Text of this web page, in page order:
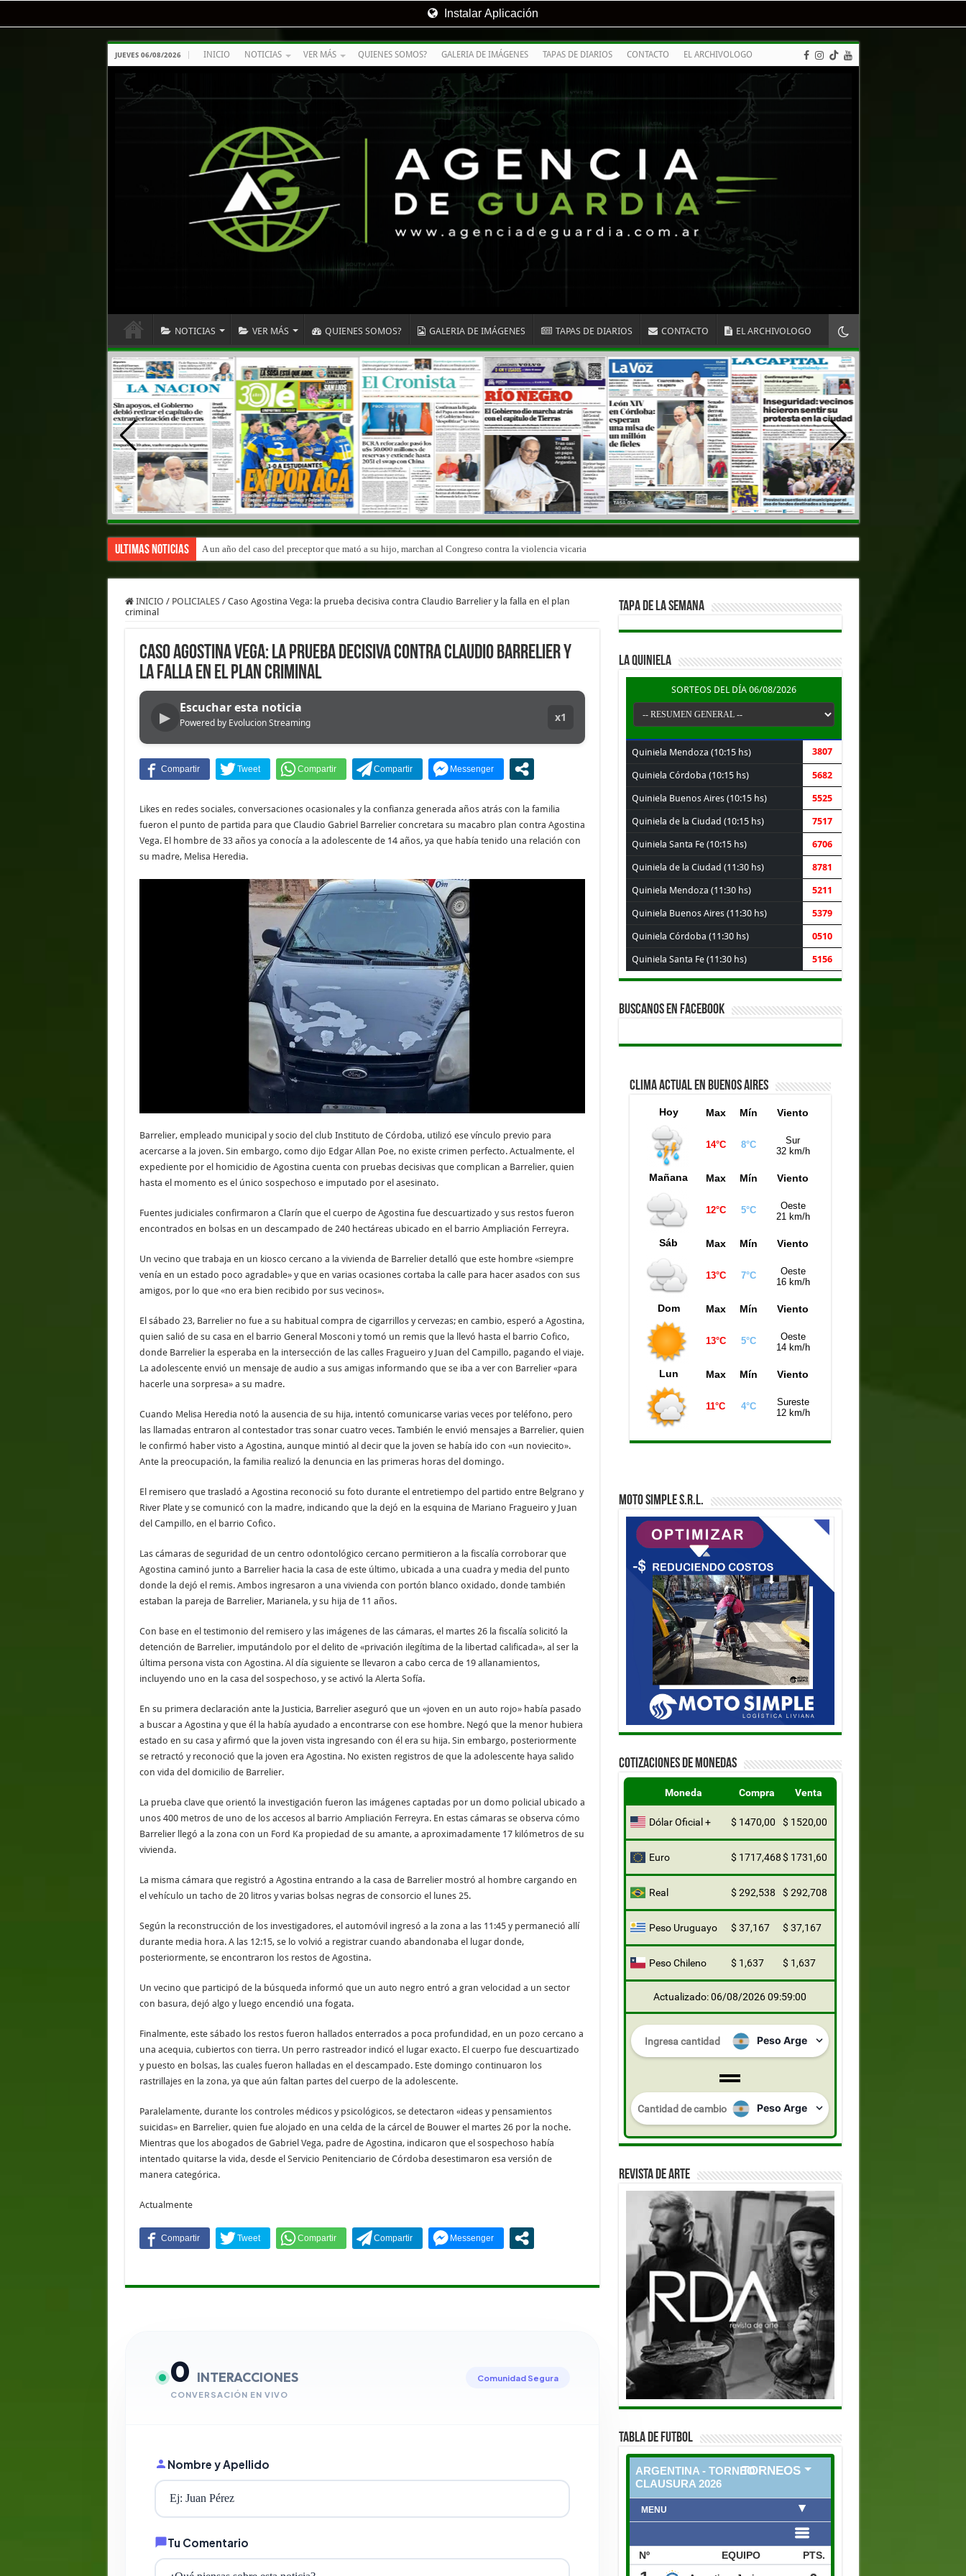
Instalar Aplicación
JUEVES 06/08/2026 INICIO NOTICIAS VER MÁS QUIENES SOMOS? GALERIA DE IMÁGENES TAPAS DE DIARIOS CONTACTO EL ARCHIVOLOGO
NOTICIAS VER MÁS QUIENES SOMOS? GALERIA DE IMÁGENES TAPAS DE DIARIOS CONTACTO EL ARCHIVOLOGO
Ultimas Noticias A un año del caso del preceptor que mató a su hijo, marchan al Congreso contra la violencia vicaria
INICIO / POLICIALES / Caso Agostina Vega: la prueba decisiva contra Claudio Barrelier y la falla en el plan
criminal
Caso Agostina Vega: la prueba decisiva contra Claudio Barrelier y
la falla en el plan criminal
▶
Escuchar esta noticia
Powered by Evolucion Streaming x1
Likes en redes sociales, conversaciones ocasionales y la confianza generada años atrás con la familia
fueron el punto de partida para que Claudio Gabriel Barrelier concretara su macabro plan contra Agostina
Vega. El hombre de 33 años ya conocía a la adolescente de 14 años, ya que había tenido una relación con
su madre, Melisa Heredia.
Barrelier, empleado municipal y socio del club Instituto de Córdoba, utilizó ese vínculo previo para
acercarse a la joven. Sin embargo, como dijo Edgar Allan Poe, no existe crimen perfecto. Actualmente, el
expediente por el homicidio de Agostina cuenta con pruebas decisivas que complican a Barrelier, quien
hasta el momento es el único sospechoso e imputado por el asesinato.
Fuentes judiciales confirmaron a Clarín que el cuerpo de Agostina fue descuartizado y sus restos fueron
encontrados en bolsas en un descampado de 240 hectáreas ubicado en el barrio Ampliación Ferreyra.
Un vecino que trabaja en un kiosco cercano a la vivienda de Barrelier detalló que este hombre «siempre
venía en un estado poco agradable» y que en varias ocasiones cortaba la calle para hacer asados con sus
amigos, por lo que «no era bien recibido por sus vecinos».
El sábado 23, Barrelier no fue a su habitual compra de cigarrillos y cervezas; en cambio, esperó a Agostina,
quien salió de su casa en el barrio General Mosconi y tomó un remis que la llevó hasta el barrio Cofico,
donde Barrelier la esperaba en la intersección de las calles Fragueiro y Juan del Campillo, pagando el viaje.
La adolescente envió un mensaje de audio a sus amigas informando que se iba a ver con Barrelier «para
hacerle una sorpresa» a su madre.
Cuando Melisa Heredia notó la ausencia de su hija, intentó comunicarse varias veces por teléfono, pero
las llamadas entraron al contestador tras sonar cuatro veces. También le envió mensajes a Barrelier, quien
le confirmó haber visto a Agostina, aunque mintió al decir que la joven se había ido con «un noviecito».
Ante la preocupación, la familia realizó la denuncia en las primeras horas del domingo.
El remisero que trasladó a Agostina reconoció su foto durante el entretiempo del partido entre Belgrano y
River Plate y se comunicó con la madre, indicando que la dejó en la esquina de Mariano Fragueiro y Juan
del Campillo, en el barrio Cofico.
Las cámaras de seguridad de un centro odontológico cercano permitieron a la fiscalía corroborar que
Agostina caminó junto a Barrelier hacia la casa de este último, ubicada a una cuadra y media del punto
donde la dejó el remis. Ambos ingresaron a una vivienda con portón blanco oxidado, donde también
estaban la pareja de Barrelier, Marianela, y su hija de 11 años.
Con base en el testimonio del remisero y las imágenes de las cámaras, el martes 26 la fiscalía solicitó la
detención de Barrelier, imputándolo por el delito de «privación ilegítima de la libertad calificada», al ser la
última persona vista con Agostina. Al día siguiente se llevaron a cabo cerca de 19 allanamientos,
incluyendo uno en la casa del sospechoso, y se activó la Alerta Sofía.
En su primera declaración ante la Justicia, Barrelier aseguró que un «joven en un auto rojo» había pasado
a buscar a Agostina y que él la había ayudado a encontrarse con ese hombre. Negó que la menor hubiera
estado en su casa y afirmó que la joven vista ingresando con él era su hija. Sin embargo, posteriormente
se retractó y reconoció que la joven era Agostina. No existen registros de que la adolescente haya salido
con vida del domicilio de Barrelier.
La prueba clave que orientó la investigación fueron las imágenes captadas por un domo policial ubicado a
unos 400 metros de uno de los accesos al barrio Ampliación Ferreyra. En estas cámaras se observa cómo
Barrelier llegó a la zona con un Ford Ka propiedad de su amante, a aproximadamente 17 kilómetros de su
vivienda.
La misma cámara que registró a Agostina entrando a la casa de Barrelier mostró al hombre cargando en
el vehículo un tacho de 20 litros y varias bolsas negras de consorcio el lunes 25.
Según la reconstrucción de los investigadores, el automóvil ingresó a la zona a las 11:45 y permaneció allí
durante media hora. A las 12:15, se lo volvió a registrar cuando abandonaba el lugar donde,
posteriormente, se encontraron los restos de Agostina.
Un vecino que participó de la búsqueda informó que un auto negro entró a gran velocidad a un sector
con basura, dejó algo y luego encendió una fogata.
Finalmente, este sábado los restos fueron hallados enterrados a poca profundidad, en un pozo cercano a
una acequia, cubiertos con tierra. Un perro rastreador indicó el lugar exacto. El cuerpo fue descuartizado
y puesto en bolsas, las cuales fueron halladas en el descampado. Este domingo continuaron los
rastrillajes en la zona, ya que aún faltan partes del cuerpo de la adolescente.
Paralelamente, durante los controles médicos y psicológicos, se detectaron «ideas y pensamientos
suicidas» en Barrelier, quien fue alojado en una celda de la cárcel de Bouwer el martes 26 por la noche.
Mientras que los abogados de Gabriel Vega, padre de Agostina, indicaron que el sospechoso había
intentado quitarse la vida, desde el Servicio Penitenciario de Córdoba desestimaron esa versión de
manera categórica.
Actualmente
0 INTERACCIONES
CONVERSACIÓN EN VIVO
Comunidad Segura
Nombre y Apellido
Tu Comentario
TAPA DE LA SEMANA
LA QUINIELA
SORTEOS DEL DÍA 06/08/2026
Quiniela Mendoza (10:15 hs) 3807
Quiniela Córdoba (10:15 hs) 5682
Quiniela Buenos Aires (10:15 hs) 5525
Quiniela de la Ciudad (10:15 hs) 7517
Quiniela Santa Fe (10:15 hs) 6706
Quiniela de la Ciudad (11:30 hs) 8781
Quiniela Mendoza (11:30 hs) 5211
Quiniela Buenos Aires (11:30 hs) 5379
Quiniela Córdoba (11:30 hs) 0510
Quiniela Santa Fe (11:30 hs) 5156
BUSCANOS EN FACEBOOK
CLIMA ACTUAL EN BUENOS AIRES
Hoy Max Mín Viento
14°C 8°C
Sur
32 km/h
Mañana Max Mín Viento
12°C 5°C
Oeste
21 km/h
Sáb Max Mín Viento
13°C 7°C
Oeste
16 km/h
Dom Max Mín Viento
13°C 5°C
Oeste
14 km/h
Lun Max Mín Viento
11°C 4°C
Sureste
12 km/h
MOTO SIMPLE S.R.L.
COTIZACIONES DE MONEDAS
Moneda Compra Venta
Dólar Oficial + $ 1470,00 $ 1520,00
Euro $ 1717,468$ 1731,60
Real $ 292,538 $ 292,708
Peso Uruguayo $ 37,167 $ 37,167
Peso Chileno $ 1,637 $ 1,637
Actualizado: 06/08/2026 09:59:00
REVISTA DE ARTE
TABLA DE FUTBOL